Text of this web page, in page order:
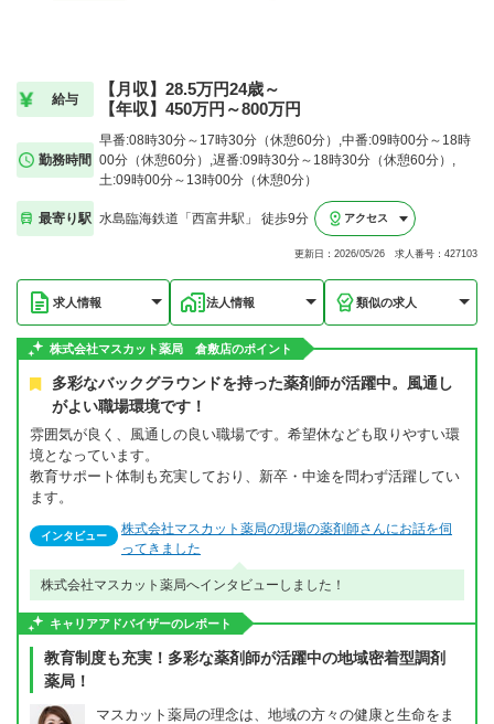
給与
【月収】28.5万円24歳～
【年収】450万円～800万円
勤務時間
早番:08時30分～17時30分（休憩60分）,中番:09時00分～18時
00分（休憩60分）,遅番:09時30分～18時30分（休憩60分）,
土:09時00分～13時00分（休憩0分）
最寄り駅 水島臨海鉄道「西富井駅」 徒歩9分 アクセス
更新日：2026/05/26 求人番号：427103
求人情報 法人情報 類似の求人
株式会社マスカット薬局 倉敷店のポイント
多彩なバックグラウンドを持った薬剤師が活躍中。風通し
がよい職場環境です！
雰囲気が良く、風通しの良い職場です。希望休なども取りやすい環
境となっています。
教育サポート体制も充実しており、新卒・中途を問わず活躍してい
ます。
インタビュー
株式会社マスカット薬局の現場の薬剤師さんにお話を伺
ってきました
株式会社マスカット薬局へインタビューしました！
キャリアアドバイザーのレポート
教育制度も充実！多彩な薬剤師が活躍中の地域密着型調剤
薬局！
マスカット薬局の理念は、地域の方々の健康と生命をま